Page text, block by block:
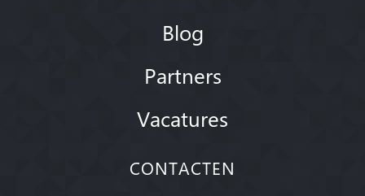
Blog
Partners
Vacatures
CONTACTEN